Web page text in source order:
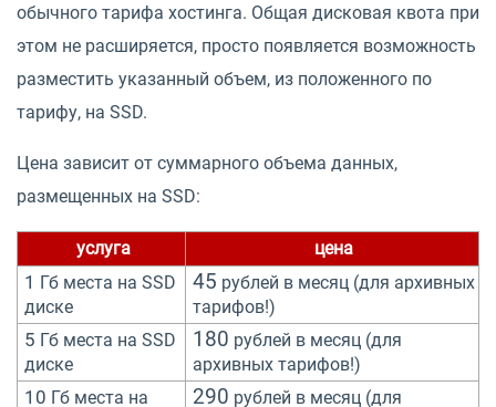
обычного тарифа хостинга. Общая дисковая квота при
этом не расширяется, просто появляется возможность
разместить указанный объем, из положенного по
тарифу, на SSD.
Цена зависит от суммарного объема данных,
размещенных на SSD:
услуга цена
1 Гб места на SSD
диске
45 рублей в месяц (для архивных
тарифов!)
5 Гб места на SSD
диске
180 рублей в месяц (для
архивных тарифов!)
10 Гб места на
290 рублей в месяц (для